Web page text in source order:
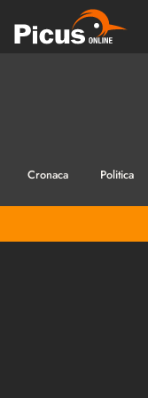
Cronaca Politica